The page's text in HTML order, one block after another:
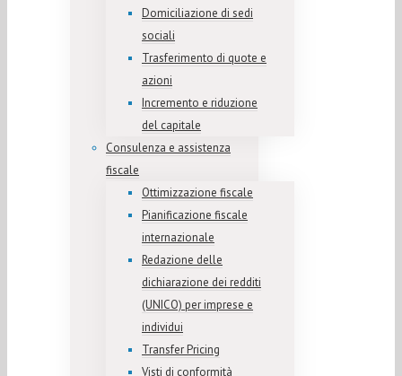
Domiciliazione di sedi
sociali
Trasferimento di quote e
azioni
Incremento e riduzione
del capitale
Consulenza e assistenza
fiscale
Ottimizzazione fiscale
Pianificazione fiscale
internazionale
Redazione delle
dichiarazione dei redditi
(UNICO) per imprese e
individui
Transfer Pricing
Visti di conformità